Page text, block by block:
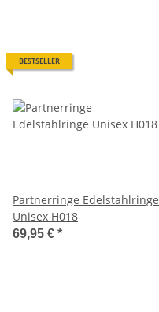
BESTSELLER
Partnerringe Edelstahlringe
Unisex H018
69,95 € *